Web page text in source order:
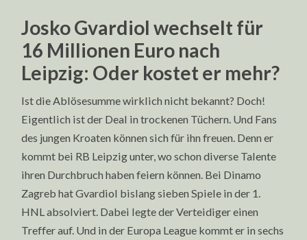
Josko Gvardiol wechselt für
16 Millionen Euro nach
Leipzig: Oder kostet er mehr?
Ist die Ablösesumme wirklich nicht bekannt? Doch!
Eigentlich ist der Deal in trockenen Tüchern. Und Fans
des jungen Kroaten können sich für ihn freuen. Denn er
kommt bei RB Leipzig unter, wo schon diverse Talente
ihren Durchbruch haben feiern können. Bei Dinamo
Zagreb hat Gvardiol bislang sieben Spiele in der 1.
HNL absolviert. Dabei legte der Verteidiger einen
Treffer auf. Und in der Europa League kommt er in sechs